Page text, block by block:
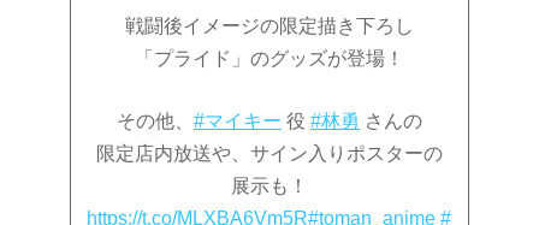
戦闘後イメージの限定描き下ろし
「プライド」のグッズが登場！
その他、 #マイキー 役 #林勇 さんの
限定店内放送や、サイン入りポスターの
展示も！
https://t.co/MLXBA6Vm5R#toman_anime #